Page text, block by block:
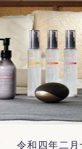
令和四年二月